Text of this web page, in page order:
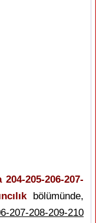
205-206-207-
bölümünde,
207-208-209-210